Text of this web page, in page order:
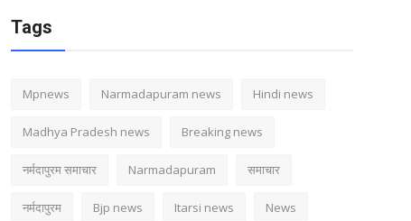
Tags
Mpnews Narmadapuram news Hindi news
Madhya Pradesh news Breaking news
नर्मदापुरम समाचार Narmadapuram समाचार
नर्मदापुरम Bjp news Itarsi news News